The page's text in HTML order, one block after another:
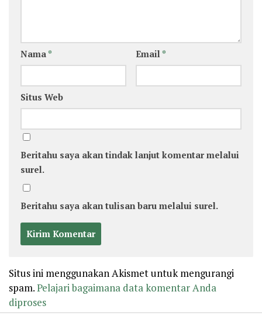
Nama * Email *
Situs Web
Beritahu saya akan tindak lanjut komentar melalui
surel.
Beritahu saya akan tulisan baru melalui surel.
Situs ini menggunakan Akismet untuk mengurangi
spam.Pelajari bagaimana data komentar Anda
diproses